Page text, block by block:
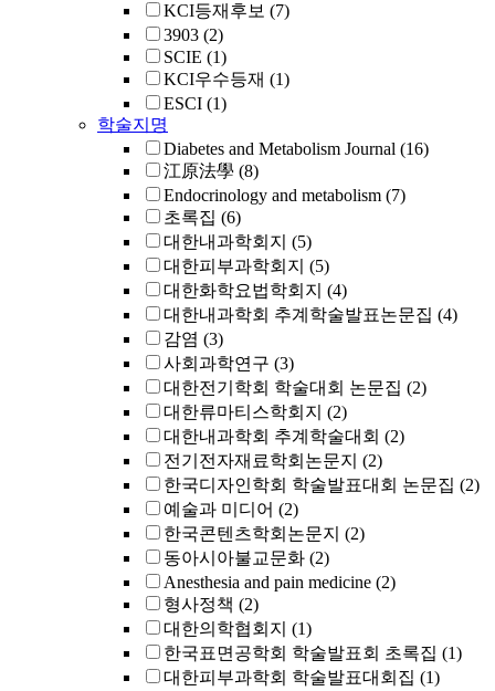
KCI등재후보 (7)
3903 (2)
SCIE (1)
KCI우수등재 (1)
ESCI (1)
학술지명
Diabetes and Metabolism Journal (16)
江原法學 (8)
Endocrinology and metabolism (7)
초록집 (6)
대한내과학회지 (5)
대한피부과학회지 (5)
대한화학요법학회지 (4)
대한내과학회 추계학술발표논문집 (4)
감염 (3)
사회과학연구 (3)
대한전기학회 학술대회 논문집 (2)
대한류마티스학회지 (2)
대한내과학회 추계학술대회 (2)
전기전자재료학회논문지 (2)
한국디자인학회 학술발표대회 논문집 (2)
예술과 미디어 (2)
한국콘텐츠학회논문지 (2)
동아시아불교문화 (2)
Anesthesia and pain medicine (2)
형사정책 (2)
대한의학협회지 (1)
한국표면공학회 학술발표회 초록집 (1)
대한피부과학회 학술발표대회집 (1)